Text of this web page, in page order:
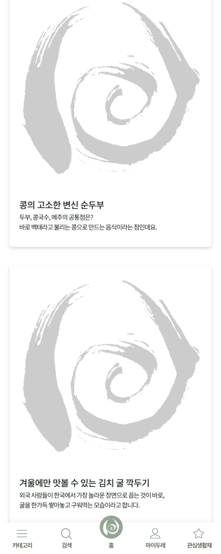
콩의 고소한 변신 순두부
두부, 콩국수, 메주의 공통점은?
바로 백태라고 불리는 콩으로 만드는 음식이라는 점인데요.
겨울에만 맛볼 수 있는 김치 굴 깍두기
외국 사람들이 한국에서 가장 놀라운 장면으로 꼽는 것이 바로,
굴을 한가득 쌓아놓고 구워먹는 모습이라고 합니다.
카테고리 검색 홈 마이두레 관심생활재